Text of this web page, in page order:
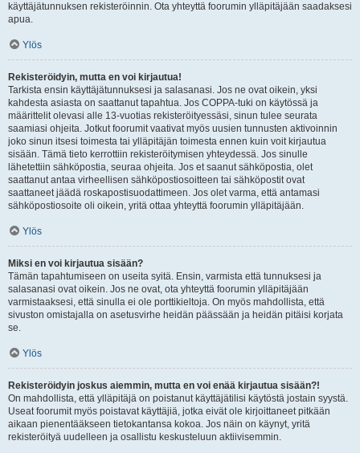
käyttäjätunnuksen rekisteröinnin. Ota yhteyttä foorumin ylläpitäjään saadaksesi
apua.
Ylös
Rekisteröidyin, mutta en voi kirjautua!
Tarkista ensin käyttäjätunnuksesi ja salasanasi. Jos ne ovat oikein, yksi
kahdesta asiasta on saattanut tapahtua. Jos COPPA-tuki on käytössä ja
määrittelit olevasi alle 13-vuotias rekisteröityessäsi, sinun tulee seurata
saamiasi ohjeita. Jotkut foorumit vaativat myös uusien tunnusten aktivoinnin
joko sinun itsesi toimesta tai ylläpitäjän toimesta ennen kuin voit kirjautua
sisään. Tämä tieto kerrottiin rekisteröitymisen yhteydessä. Jos sinulle
lähetettiin sähköpostia, seuraa ohjeita. Jos et saanut sähköpostia, olet
saattanut antaa virheellisen sähköpostiosoitteen tai sähköpostit ovat
saattaneet jäädä roskapostisuodattimeen. Jos olet varma, että antamasi
sähköpostiosoite oli oikein, yritä ottaa yhteyttä foorumin ylläpitäjään.
Ylös
Miksi en voi kirjautua sisään?
Tämän tapahtumiseen on useita syitä. Ensin, varmista että tunnuksesi ja
salasanasi ovat oikein. Jos ne ovat, ota yhteyttä foorumin ylläpitäjään
varmistaaksesi, että sinulla ei ole porttikieltoja. On myös mahdollista, että
sivuston omistajalla on asetusvirhe heidän päässään ja heidän pitäisi korjata
se.
Ylös
Rekisteröidyin joskus aiemmin, mutta en voi enää kirjautua sisään?!
On mahdollista, että ylläpitäjä on poistanut käyttäjätilisi käytöstä jostain syystä.
Useat foorumit myös poistavat käyttäjiä, jotka eivät ole kirjoittaneet pitkään
aikaan pienentääkseen tietokantansa kokoa. Jos näin on käynyt, yritä
rekisteröityä uudelleen ja osallistu keskusteluun aktiivisemmin.